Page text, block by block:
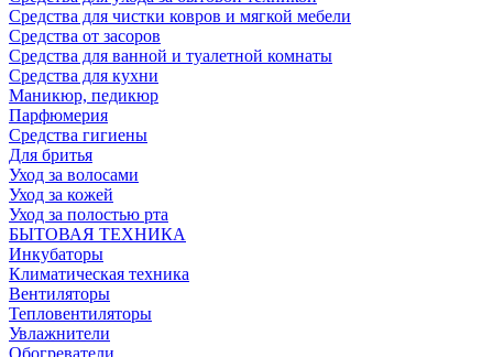
Средства для чистки ковров и мягкой мебели
Средства от засоров
Средства для ванной и туалетной комнаты
Средства для кухни
Маникюр, педикюр
Парфюмерия
Средства гигиены
Для бритья
Уход за волосами
Уход за кожей
Уход за полостью рта
БЫТОВАЯ ТЕХНИКА
Инкубаторы
Климатическая техника
Вентиляторы
Тепловентиляторы
Увлажнители
Обогреватели